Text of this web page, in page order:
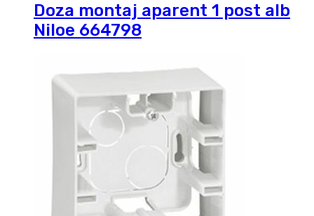
Doza montaj aparent 1 post alb
Niloe 664798